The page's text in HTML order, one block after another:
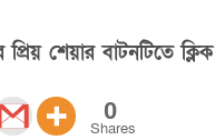
শেয়ার বাটনটিতে
0
Shares